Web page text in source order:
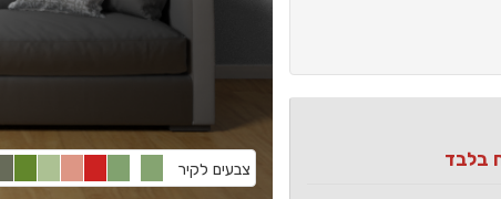
צבעים לקיר